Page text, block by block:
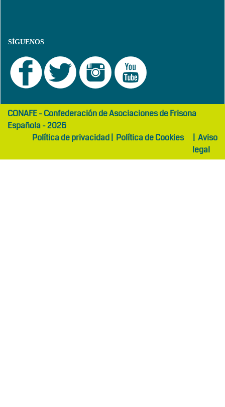
SÍGUENOS
girls
abaya
maltepe
otelCONAFE - Confederación de Asociaciones de Frisona
Española - 2026
Política de privacidad| Política de Cookies | Aviso
legal